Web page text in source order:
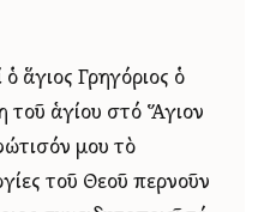
ἅγιος Γρηγόριος ὁ
ἁγίου στό Ἅγιον
μου τὸ
τοῦ Θεοῦ περνοῦν